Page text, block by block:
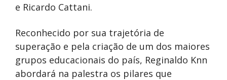
e Ricardo Cattani.
Reconhecido por sua trajetória de
superação e pela criação de um dos maiores
grupos educacionais do país, Reginaldo Knn
abordará na palestra os pilares que